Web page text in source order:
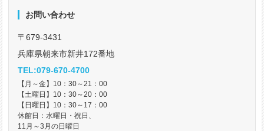
お問い合わせ
〒679-3431
兵庫県朝来市新井172番地
TEL:079-670-4700
【月～金】10：30～21：00
【土曜日】10：30～20：00
【日曜日】10：30～17：00
休館日：水曜日・祝日、
11月～3月の日曜日